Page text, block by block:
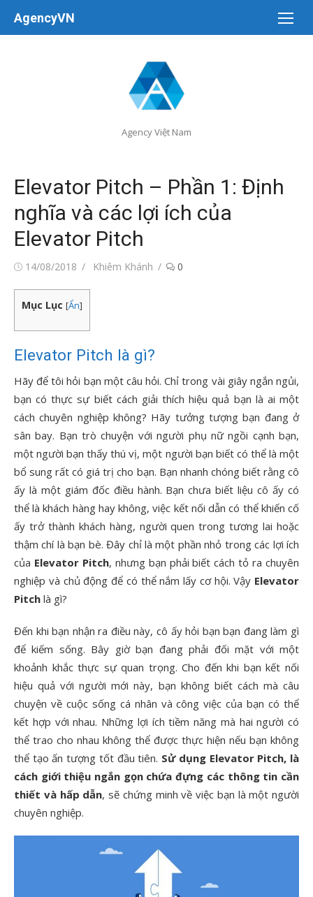
Agency Việt Nam
AgencyVN
Elevator Pitch – Phần 1: Định
nghĩa và các lợi ích của
Elevator Pitch
Đăng14/08/2018
Tác
Khiêm Khánh 0
Mục Lục [Ẩn]
Elevator Pitch là gì?
Hãy để tôi hỏi bạn một câu hỏi. Chỉ trong vài giây ngắn ngủi,
bạn có thực sự biết cách giải thích hiệu quả bạn là ai một
cách chuyên nghiệp không? Hãy tưởng tượng bạn đang ở
sân bay. Bạn trò chuyện với người phụ nữ ngồi cạnh bạn,
một người bạn thấy thú vị, một người bạn biết có thể là một
bổ sung rất có giá trị cho bạn. Bạn nhanh chóng biết rằng cô
ấy là một giám đốc điều hành. Bạn chưa biết liệu cô ấy có
thể là khách hàng hay không, việc kết nối dẫn có thể khiến cố
ấy trở thành khách hàng, người quen trong tương lai hoặc
thậm chí là bạn bè. Đây chỉ là một phần nhỏ trong các lợi ích
của Elevator Pitch, nhưng bạn phải biết cách tỏ ra chuyên
nghiệp và chủ động để có thể nắm lấy cơ hội. Vậy Elevator
Pitch là gì?
Đến khi bạn nhận ra điều này, cô ấy hỏi bạn bạn đang làm gì
để kiếm sống. Bây giờ bạn đang phải đối mặt với một
khoảnh khắc thực sự quan trọng. Cho đến khi bạn kết nối
hiệu quả với người mới này, bạn không biết cách mà câu
chuyện về cuộc sống cá nhân và công việc của bạn có thể
kết hợp với nhau. Những lợi ích tiềm năng mà hai người có
thể trao cho nhau không thể được thực hiện nếu bạn không
thể tạo ấn tượng tốt đầu tiên. Sử dụng Elevator Pitch, là
cách giới thiệu ngắn gọn chứa đựng các thông tin cần
thiết và hấp dẫn, sẽ chứng minh về việc bạn là một người
chuyên nghiệp.